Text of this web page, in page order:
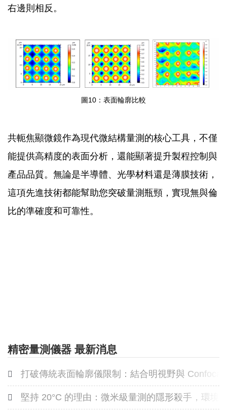
右邊則相反。
圖10：表面輪廓比較
共軛焦顯微鏡作為現代微結構量測的核心工具，不僅
能提供高精度的表面分析，還能顯著提升製程控制與
產品品質。無論是半導體、光學材料還是薄膜技術，
這項先進技術都能幫助您突破量測瓶頸，實現無與倫
比的準確度和可靠性。
精密量測儀器 最新消息
打破傳統表面輪廓儀限制：結合明視野與
堅持 20°C 的理由：微米級量測的隱形殺手，環境